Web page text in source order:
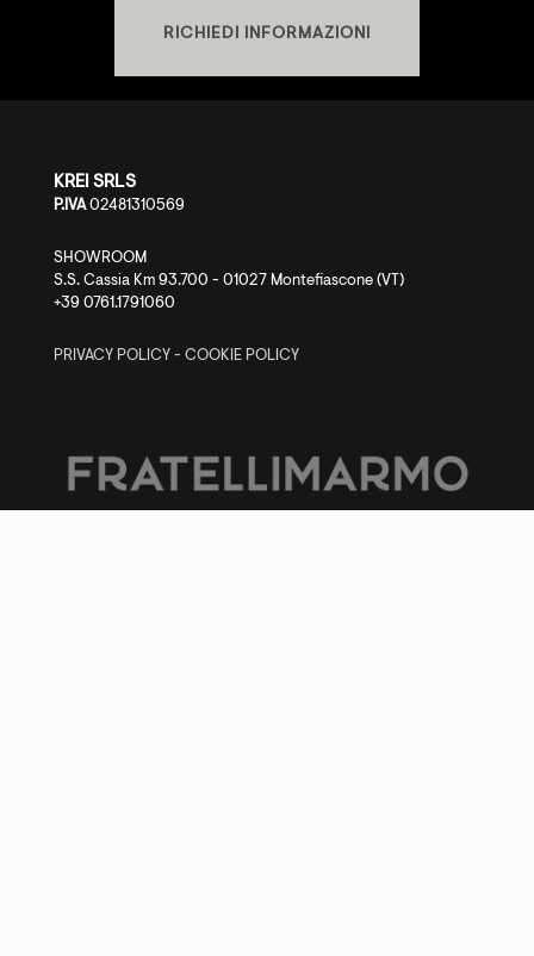
RICHIEDI INFORMAZIONI
KREI SRLS
P.IVA02481310569
SHOWROOM
S.S. Cassia Km 93.700 - 01027 Montefiascone (VT)
+39 0761.1791060
PRIVACY POLICY - COOKIE POLICY